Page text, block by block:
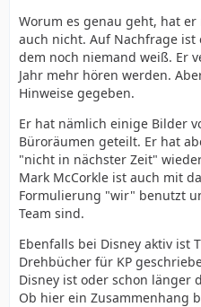
Worum es genau geht, hat
auch nicht. Auf Nachfrage ist
dem noch niemand weiß. Er
Jahr mehr hören werden.
Hinweise gegeben.
Er hat nämlich einige Bilder
Büroräumen geteilt. Er hat
"nicht in nächster Zeit"
Mark McCorkle ist auch mit
Formulierung "wir" benutzt
Team sind.
Ebenfalls bei Disney aktiv ist
Drehbücher für KP
Disney ist oder schon länger
Ob hier ein Zusammenhang